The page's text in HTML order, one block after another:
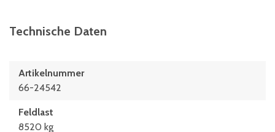
Technische Daten
Artikelnummer
66-24542
Feldlast
8520 kg